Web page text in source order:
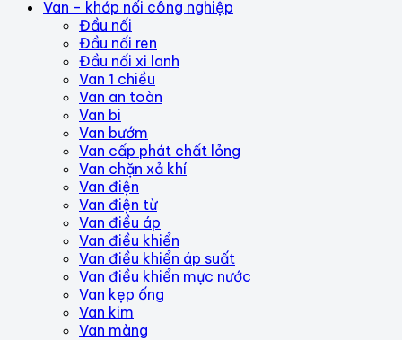
Van - khớp nối công nghiệp
Đầu nối
Đầu nối ren
Đầu nối xi lanh
Van 1 chiều
Van an toàn
Van bi
Van bướm
Van cấp phát chất lỏng
Van chặn xả khí
Van điện
Van điện từ
Van điều áp
Van điều khiển
Van điều khiển áp suất
Van điều khiển mực nước
Van kẹp ống
Van kim
Van màng